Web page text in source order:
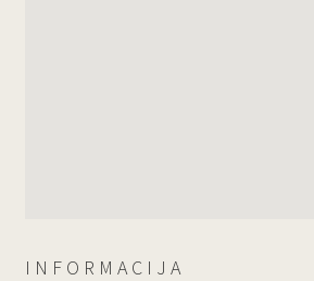
INFORMACIJA